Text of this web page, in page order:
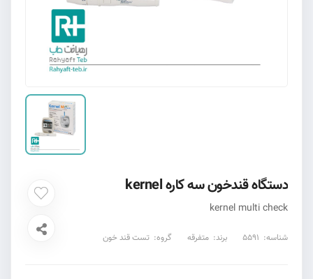
دستگاه قندخون سه کاره kernel
kernel multi check
شناسه: 5591 برند: متفرقه گروه: تست قند خون